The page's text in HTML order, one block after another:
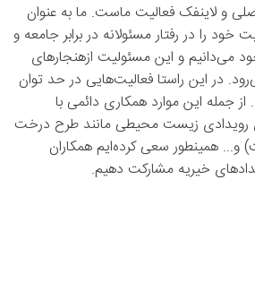
و لاینفک فعالیت ماست. ما به عنوان
خود را در رفتار مسئولانه در برابر جامعه و
می‌دانیم و این مسئولیت ازهنجارهای
در این راستا فعالیت‌هایی در حد توان
از جمله این موارد همکاری دائمی با
رویدادی زیست محیطی مانند طرح درخت
و... همینطور سعی کرده‌ایم همکاران
خیریه مشارکت دهیم.